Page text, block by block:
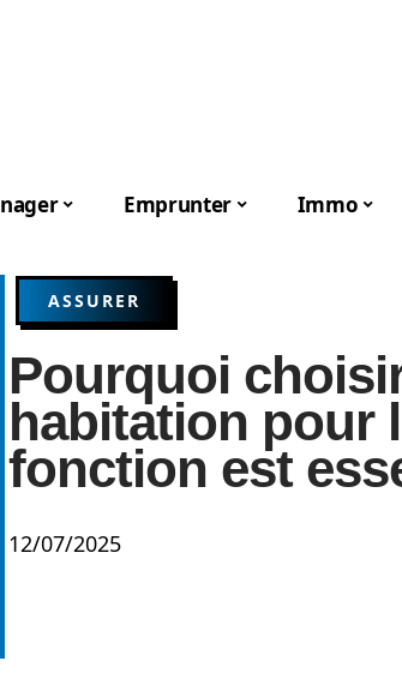
Emprunter Immo
ASSURER
Pourquoi
habitation pour
fonction est
12/07/2025